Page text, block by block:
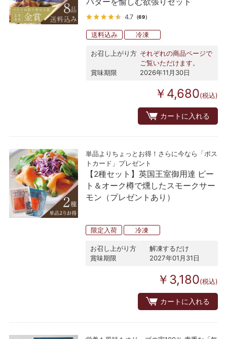
4.7 （69）
送料込み 冷凍
お召し上がり方 それぞれの商品ページで
ご覧いただけます。
賞味期限
2026年11月30日
￥4,680(税込)
カートに入れる
単品よりちょっとお得！さらに今なら「ポス
トカード」プレゼント
【2種セット】英国王室御用達 ピー
ト＆オーク樽で燻したスモークサー
モン（プレゼントあり）
限定入荷 冷凍
お召し上がり方
解凍するだけ
賞味期限
2027年01月31日
￥3,180(税込)
カートに入れる